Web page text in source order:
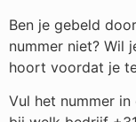
Ben je gebeld
nummer niet? Wil
hoort voordat je
Vul het nummer